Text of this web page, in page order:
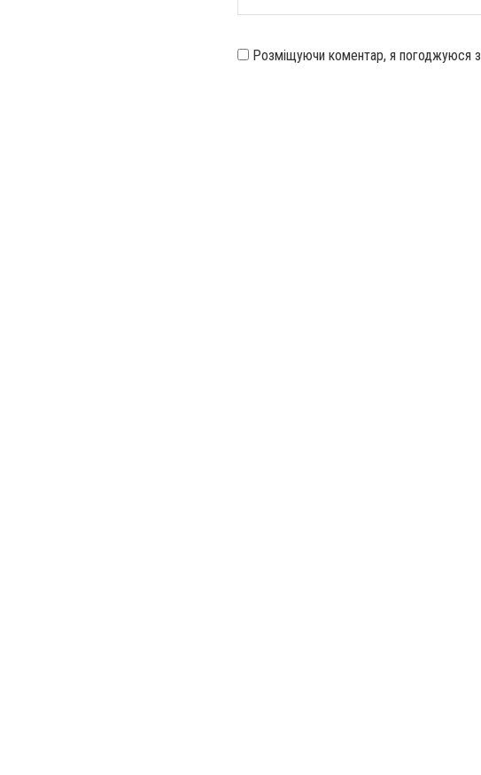
Розміщуючи коментар, я погоджуюся з